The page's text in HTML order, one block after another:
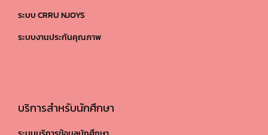
ระบบ CRRU NJOYS
ระบบงานประกันคุณภาพ
บริการสำหรับนักศึกษา